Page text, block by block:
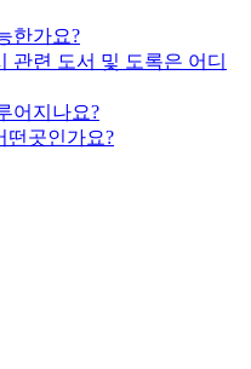
한가요?
관련 도서 및 도록은 어디
어지나요?
떤곳인가요?